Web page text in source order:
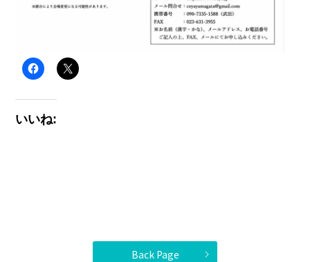
いいね:
Back Page